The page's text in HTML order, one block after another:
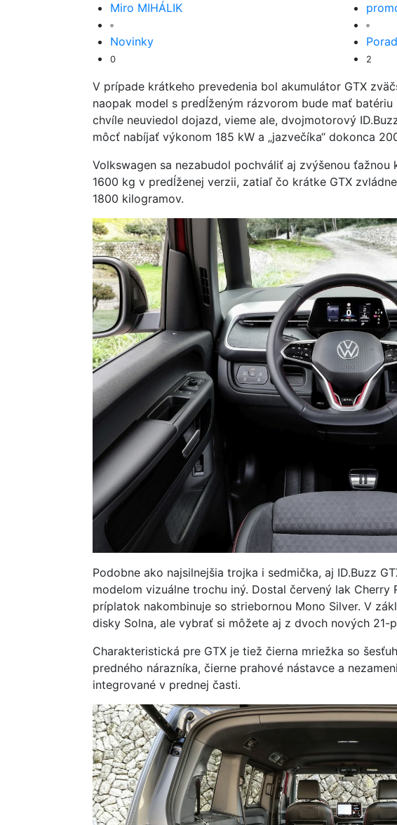
Miro MIHÁLIK
Novinky
0 2
V prípade krátkeho prevedenia bol akumulátor GTX
naopak model s predĺženým rázvorom bude mať
chvíle neuviedol dojazd, vieme ale, dvojmotorový
môcť nabíjať výkonom 185 kW a „jazvečíka“ dokonca
Volkswagen sa nezabudol pochváliť aj zvýšenou ťažnou
1600 kg v predĺženej verzii, zatiaľ čo krátke GTX
1800 kilogramov.
Podobne ako najsilnejšia trojka i sedmička, aj ID.Buzz
modelom vizuálne trochu iný. Dostal červený lak Cherry
príplatok nakombinuje so striebornou Mono Silver. V
disky Solna, ale vybrať si môžete aj z dvoch nových 21-
Charakteristická pre GTX je tiež čierna mriežka so
predného nárazníka, čierne prahové nástavce a
integrované v prednej časti.